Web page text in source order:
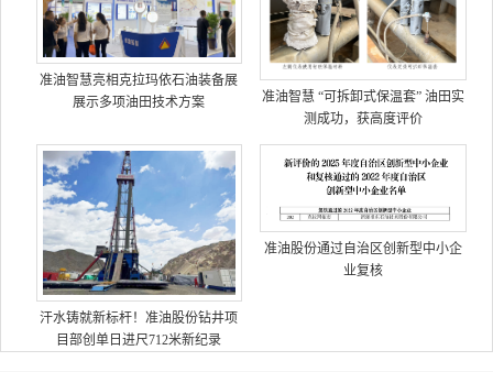
准油智慧亮相克拉玛依石油装备展
展示多项油田技术方案
准油智慧 “可拆卸式保温套” 油田实
测成功，获高度评价
汗水铸就新标杆！准油股份钻井项
目部创单日进尺712米新纪录
准油股份通过自治区创新型中小企
业复核